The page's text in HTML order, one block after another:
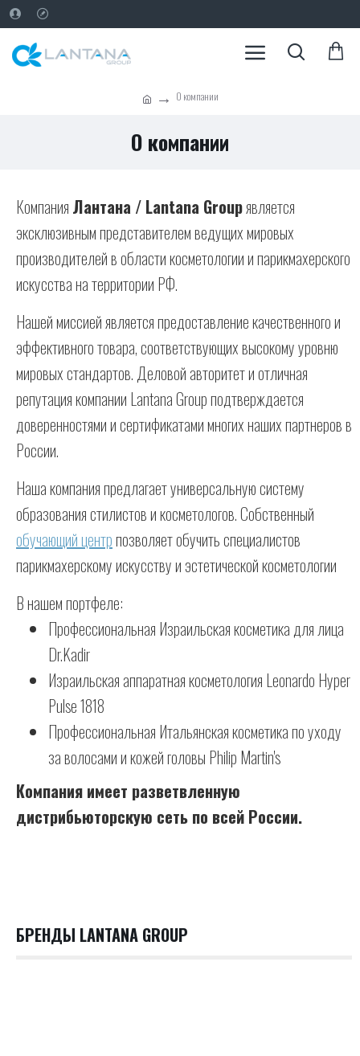
О компании
О компании
Компания Лантана / Lantana Groupявляется
эксклюзивным представителем ведущих мировых
производителей в области косметологии и парикмахерского
искусства на территории РФ.
Нашей миссией является предоставление качественного и
эффективного товара, соответствующих высокому уровню
мировых стандартов. Деловой авторитет и отличная
репутация компании Lantana Group подтверждается
доверенностями и сертификатами многих наших партнеров в
России.
Наша компания предлагает универсальную систему
образования стилистов и косметологов. Собственный
обучающий центрпозволяет обучить специалистов
парикмахерскому искусству и эстетической косметологии
В нашем портфеле:
Профессиональная Израильская косметика для лица
Dr.Kadir
Израильская аппаратная косметология Leonardo Hyper
Pulse 1818
Профессиональная Итальянская косметика по уходу
за волосами и кожей головы Philip Martin's
Компания имеет разветвленную
дистрибьюторскую сеть по всей России.
БРЕНДЫ LANTANA GROUP